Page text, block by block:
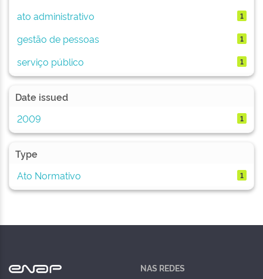
ato administrativo 1
gestão de pessoas 1
serviço público 1
Date issued
2009
1
Type
Ato Normativo
1
NAS REDES